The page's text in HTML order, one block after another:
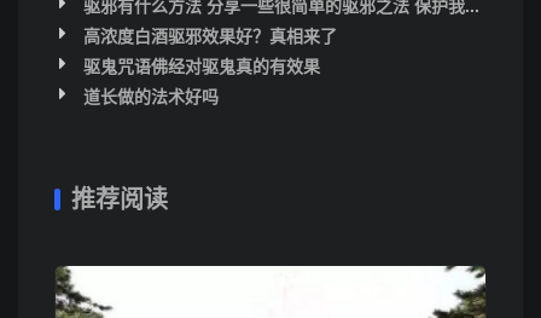
驱邪有什么方法 分享一些很简单的驱邪之法 保护我...
高浓度白酒驱邪效果好？真相来了
驱鬼咒语佛经对驱鬼真的有效果
道长做的法术好吗
推荐阅读